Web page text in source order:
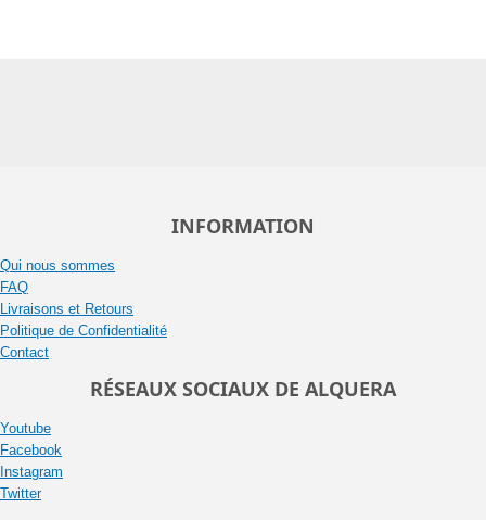
INFORMATION
Qui nous sommes
FAQ
Livraisons et Retours
Politique de Confidentialité
Contact
RÉSEAUX SOCIAUX DE ALQUERA
Youtube
Facebook
Instagram
Twitter